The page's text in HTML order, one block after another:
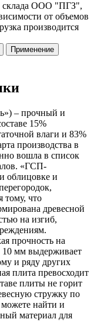
склада ООО "ПГЗ",
от объемов
производится
Применение
– прочный и
15%
влаги и 83%
производства в
вошла в список
«ГСП-
облицовке и
тому, что
древесной
на изгиб,
прочность на
мм выдерживает
и ряду других
плита превосходит
плиты не горит
стружку по
найти и
материал для